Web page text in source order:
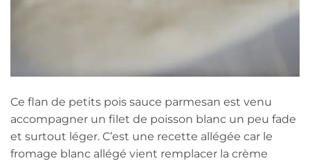
Ce flan de petits pois sauce parmesan est venu
accompagner un filet de poisson blanc un peu fade
et surtout léger. C’est une recette allégée car le
fromage blanc allégé vient remplacer la crème